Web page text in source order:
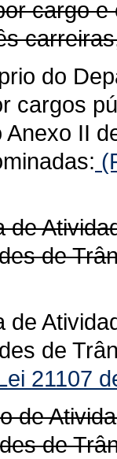
cargo
do
cargos
II
de
de
de
de
21107
de
de